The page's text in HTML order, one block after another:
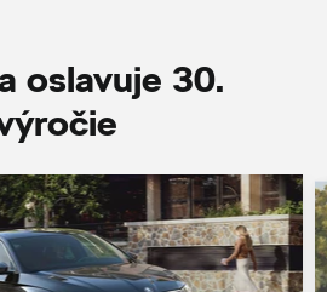
oslavuje 30.